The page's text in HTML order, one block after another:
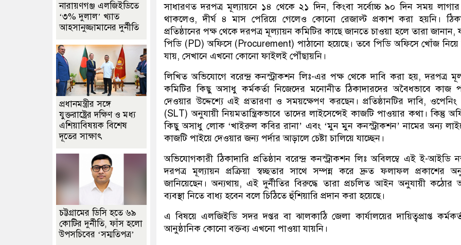
সাধারণত দরপত্র মূল্যায়নে ১৪ থেকে ২১ দিন, কিংবা সর্বোচ্চ ৯০ দিন সময়
থাকলেও, দীর্ঘ ৪ মাস পেরিয়ে গেলেও কোনো রেজাল্ট প্রকাশ করা হয়নি।
প্রতিষ্ঠানের পক্ষ থেকে দরপত্র মূল্যায়ন কমিটির কাছে জানতে চাওয়া হলে তারা জানান,
পিডি (PD) অফিসে (Procurement) পাঠানো হয়েছে। তবে পিডি অফিসে খোঁজ নিয়ে
যায়, সেখানে এখনো কোনো ফাইলই পৌঁছায়নি।
লিখিত অভিযোগে বরেন্দ্র কনস্ট্রাকশন লিঃ-এর পক্ষ থেকে দাবি করা হয়, দরপত্র
কমিটির কিছু অসাধু কর্মকর্তা নিজেদের মনোনীত ঠিকাদারদের অবৈধভাবে কাজ
দেওয়ার উদ্দেশ্যে এই প্রতারণা ও সময়ক্ষেপণ করছেন। প্রতিষ্ঠানটির দাবি, ওপেনিং
(SLT) অনুযায়ী নিয়মতান্ত্রিকভাবে তাদের লাইসেন্সেই কাজটি পাওয়ার কথা। কিন্তু
কিছু অসাধু লোক ‘খাইরুল কবির রানা’ এবং ‘মুন মুন কনস্ট্রাকশন’ নামের অন্য
কাজটি পাইয়ে দেওয়ার জন্য পর্দার আড়ালে চেষ্টা চালিয়ে যাচ্ছেন।
অভিযোগকারী ঠিকাদারি প্রতিষ্ঠান বরেন্দ্র কনস্ট্রাকশন লিঃ অবিলম্বে এই ই-আইডি
দরপত্র মূল্যায়ন প্রক্রিয়া স্বচ্ছতার সাথে সম্পন্ন করে দ্রুত ফলাফল প্রকাশের
জানিয়েছেন। অন্যথায়, এই দুর্নীতির বিরুদ্ধে তারা প্রচলিত আইন অনুযায়ী কঠোর
ব্যবস্থা নিতে বাধ্য হবেন বলে চিঠিতে হুঁশিয়ারি প্রদান করা হয়েছে।
এ বিষয়ে এলজিইডি সদর দপ্তর বা ঝালকাঠি জেলা কার্যালয়ের দায়িত্বপ্রাপ্ত
আনুষ্ঠানিক কোনো বক্তব্য এখনো পাওয়া যায়নি।
নারায়ণগঞ্জ এলজিইডিতে
‘৩% দুলাল’ খ্যাত
আহসানুজ্জামানের দুর্নীতি
প্রধানমন্ত্রীর সঙ্গে
যুক্তরাষ্ট্রের দক্ষিণ ও মধ্য
এশিয়াবিষয়ক বিশেষ
দূতের সাক্ষাৎ
চট্টগ্রামের ডিসি হতে ৬৯
কোটির দুর্নীতি, ফাঁস হলো
উপসচিবের ‘সম্মতিপত্র’